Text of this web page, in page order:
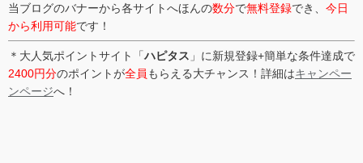
当ブログのバナーから各サイトへほんの数分で無料登録でき、 今日
から利用可能です！
＊大人気ポイントサイト「ハピタス 」に新規登録+簡単な条件達成で
2400円分のポイントが全員 もらえる大チャンス！詳細はキャンペー
ンページへ！